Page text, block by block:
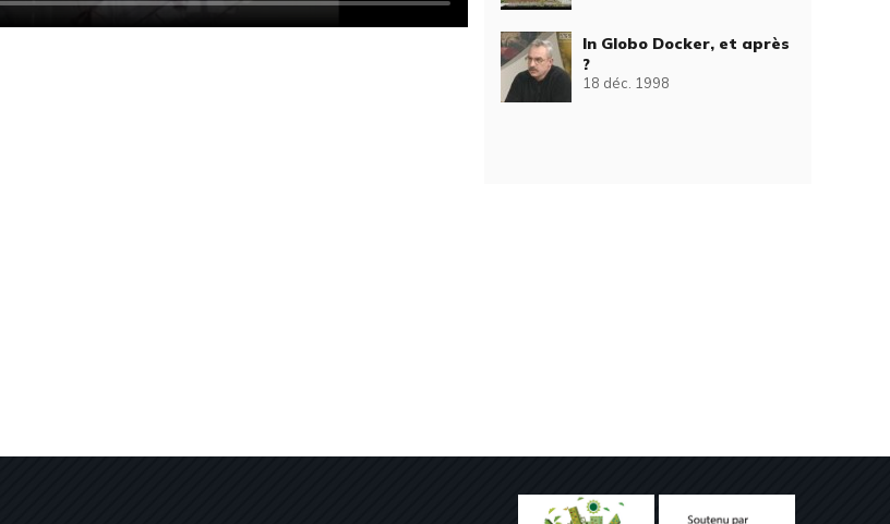
In Globo Docker, et après
?
18 déc. 1998